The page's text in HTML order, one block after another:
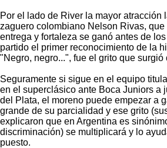
Por el lado de River la mayor atracción
zaguero colombiano Nelson Rivas, que
entrega y fortaleza se ganó antes de
partido el primer reconocimiento de la
"Negro, negro...", fue el grito que
Seguramente si sigue en el equipo
en el superclásico ante Boca Juniors a
del Plata, el moreno puede empezar a
grande de su parcialidad y ese grito
explicaron que en Argentina es
discriminación) se multiplicará y lo
puesto.